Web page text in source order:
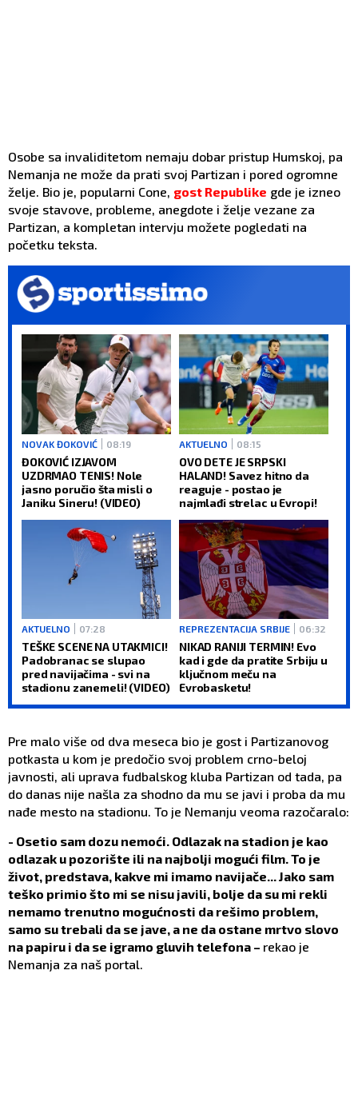
Osobe sa invaliditetom nemaju dobar pristup Humskoj, pa
Nemanja ne može da prati svoj Partizan i pored ogromne
želje. Bio je, popularni Cone, gost Republike gde je izneo
svoje stavove, probleme, anegdote i želje vezane za
Partizan, a kompletan intervju možete pogledati na
početku teksta.
NOVAK ĐOKOVIĆ 08:19
ĐOKOVIĆ IZJAVOM
UZDRMAO TENIS! Nole
jasno poručio šta misli o
Janiku Sineru! (VIDEO)
AKTUELNO 08:15
OVO DETE JE SRPSKI
HALAND! Savez hitno da
reaguje - postao je
najmlađi strelac u Evropi!
AKTUELNO 07:28
TEŠKE SCENE NA UTAKMICI!
Padobranac se slupao
pred navijačima - svi na
stadionu zanemeli! (VIDEO)
REPREZENTACIJA SRBIJE 06:32
NIKAD RANIJI TERMIN! Evo
kad i gde da pratite Srbiju u
ključnom meču na
Evrobasketu!
Pre malo više od dva meseca bio je gost i Partizanovog
potkasta u kom je predočio svoj problem crno-beloj
javnosti, ali uprava fudbalskog kluba Partizan od tada, pa
do danas nije našla za shodno da mu se javi i proba da mu
nađe mesto na stadionu. To je Nemanju veoma razočaralo:
- Osetio sam dozu nemoći. Odlazak na stadion je kao
odlazak u pozorište ili na najbolji mogući film. To je
život, predstava, kakve mi imamo navijače... Jako sam
teško primio što mi se nisu javili, bolje da su mi rekli
nemamo trenutno mogućnosti da rešimo problem,
samo su trebali da se jave, a ne da ostane mrtvo slovo
na papiru i da se igramo gluvih telefona – rekao je
Nemanja za naš portal.